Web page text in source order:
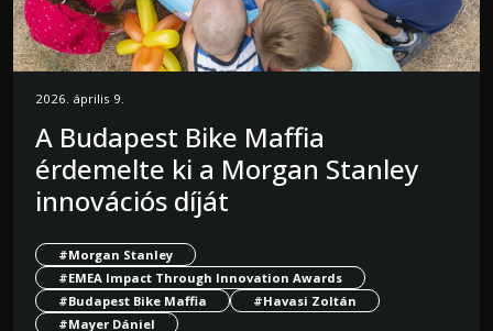
2026. április 9.
A Budapest Bike Maffia
érdemelte ki a Morgan Stanley
innovációs díját
#Morgan Stanley
#EMEA Impact Through Innovation Awards
#Budapest Bike Maffia
#Havasi Zoltán
#Mayer Dániel